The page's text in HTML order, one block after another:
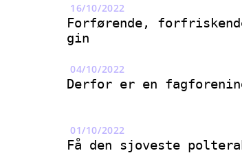
16/10/2022
Forførende,
gin
04/10/2022
Derfor er en
01/10/2022
Få den sjoveste